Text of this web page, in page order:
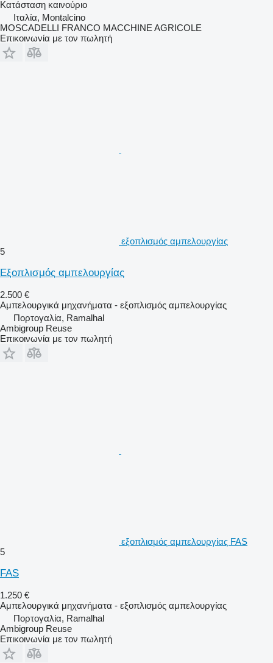
Κατάσταση καινούριο
Ιταλία, Montalcino
MOSCADELLI FRANCO MACCHINE AGRICOLE
Επικοινωνία με τον πωλητή
εξοπλισμός αμπελουργίας
5
Εξοπλισμός αμπελουργίας
2.500 €
Αμπελουργικά μηχανήματα - εξοπλισμός αμπελουργίας
Πορτογαλία, Ramalhal
Ambigroup Reuse
Επικοινωνία με τον πωλητή
εξοπλισμός αμπελουργίας FAS
5
FAS
1.250 €
Αμπελουργικά μηχανήματα - εξοπλισμός αμπελουργίας
Πορτογαλία, Ramalhal
Ambigroup Reuse
Επικοινωνία με τον πωλητή